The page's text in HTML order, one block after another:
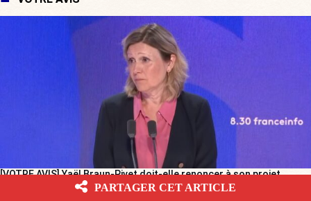
[VOTRE AVIS] Yaël Braun-Pivet doit-elle renoncer à son projet
PARTAGER CET ARTICLE